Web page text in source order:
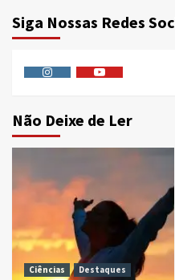
Siga Nossas Redes
Não Deixe de Ler
Ciências
Destaques